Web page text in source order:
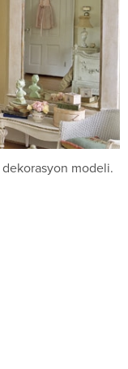
modeli.